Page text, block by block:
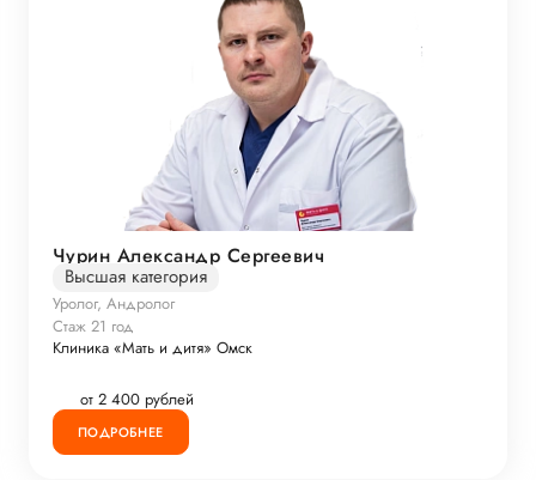
Чурин Александр Сергеевич
Высшая категория
Уролог, Андролог
Стаж 21 год
Клиника «Мать и дитя» Омск
от 2 400 рублей
ПОДРОБНЕЕ